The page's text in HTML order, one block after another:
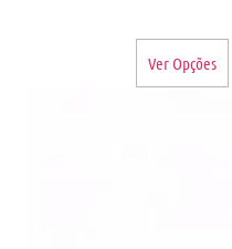
Ver Opções